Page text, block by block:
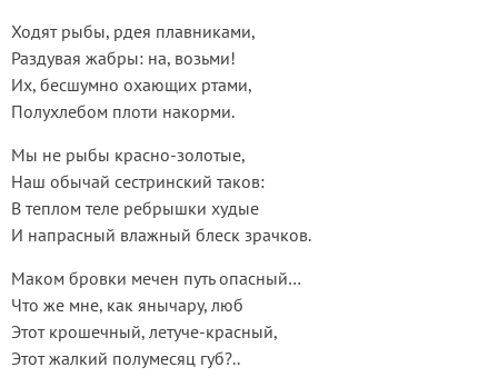
Ходят рыбы, рдея плавниками,
Раздувая жабры: на, возьми!
Их, бесшумно охающих ртами,
Полухлебом плоти накорми.
Мы не рыбы красно-золотые,
Наш обычай сестринский таков:
В теплом теле ребрышки худые
И напрасный влажный блеск зрачков.
Маком бровки мечен путь опасный…
Что же мне, как янычару, люб
Этот крошечный, летуче-красный,
Этот жалкий полумесяц губ?..